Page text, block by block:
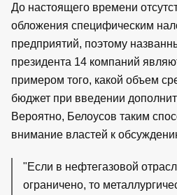
До настоящего времени
обложения специфическим
предприятий, поэтому
президента 14 компаний
примером того, какой объем
бюджет при введении
Вероятно, Белоусов таким
внимание властей к
"Если в нефтегазовой
ограничено, то